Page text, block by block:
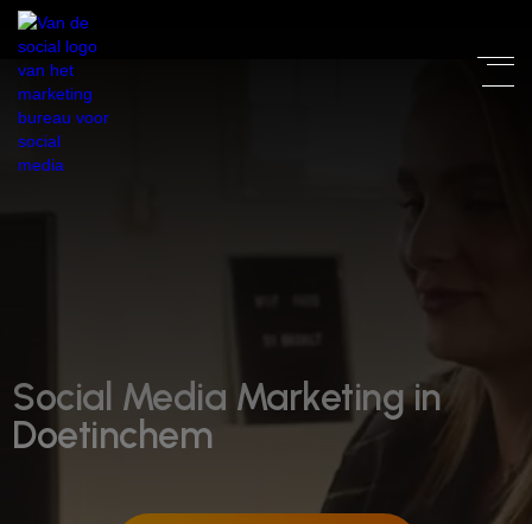
Social Media Marketing in
Doetinchem